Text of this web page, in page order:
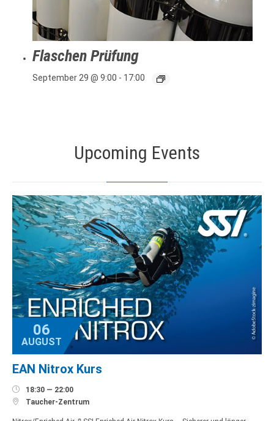
Flaschen Prüfung
September 29 @ 9:00 - 17:00
Upcoming Events
06
AUGUST
EAN Nitrox Kurs
 18:30 — 22:00
 Taucher-Zentrum